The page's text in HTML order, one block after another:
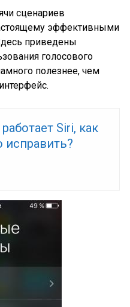
сценариев
эффективными
приведены
голосового
полезнее, чем
Siri, как
исправить?